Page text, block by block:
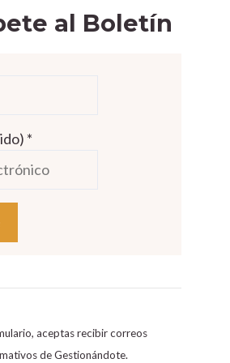
al Boletín
*
aceptas recibir correos
de Gestionándote.